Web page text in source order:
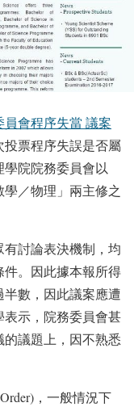
會程序失當 議案
投票程序失誤是否屬
院院務委員會以
學／物理」兩主修之
討論表決機制，均
。因此據本報所得
數，因此議案應遭
示，院務委員會甚
議題上，因不熟悉
，一般情況下